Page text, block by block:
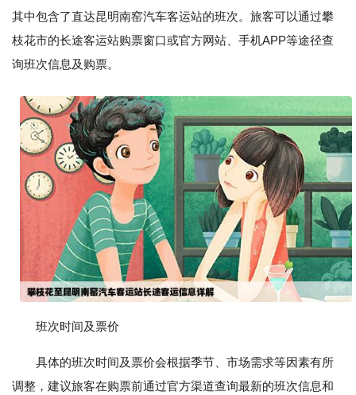
其中包含了直达昆明南窑汽车客运站的班次。旅客可以通过攀
枝花市的长途客运站购票窗口或官方网站、手机APP等途径查
询班次信息及购票。
班次时间及票价
具体的班次时间及票价会根据季节、市场需求等因素有所
调整，建议旅客在购票前通过官方渠道查询最新的班次信息和